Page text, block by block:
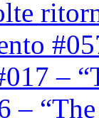
–
–